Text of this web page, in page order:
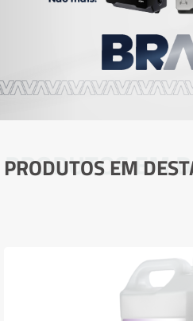
PRODUTOS EM
PRODUTOS EM